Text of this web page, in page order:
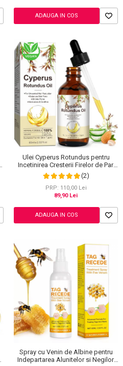
ADAUGA IN COS
Ulei Cyperus Rotundus pentru
Incetinirea Cresterii Firelor de Par,
Formula 100% Naturala, NOVA
KISS®, 60 ml
(2)
PRP: 110,00 Lei
89,90 Lei
ADAUGA IN COS
Spray cu Venin de Albine pentru
Indepartarea Alunitelor si Negilor,